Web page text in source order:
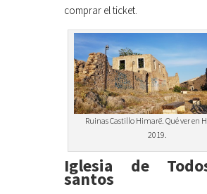
comprar el ticket.
Ruinas Castillo Himarë. Qué ver en
2019.
Iglesia de
santos